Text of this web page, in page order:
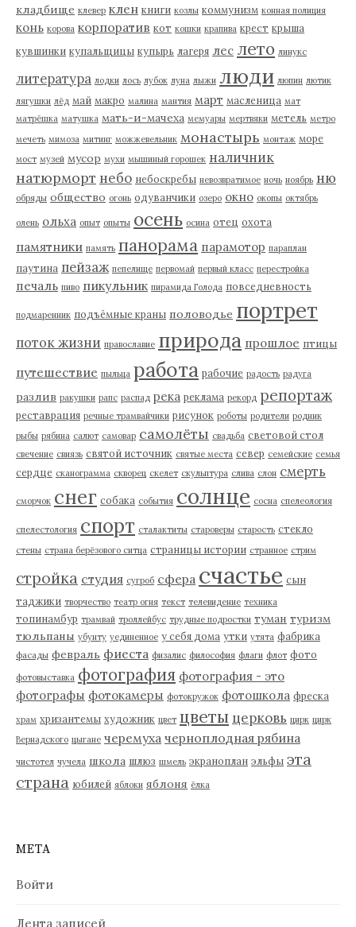
кладбище клевер клен книги козлы коммунизм конная полиция
конь корова корпоратив кот кошки крапива крест крыша
кувшинки купальщицы купырь лагеря лес лето линукс
литература лодки лось лубок луна лыжи люди люпин лютик
лягушки лёд май макро малина мантия март масленица мат
матрёшка матушка мать-и-мачеха мемуары мертвяки метель метро
мечеть мимоза митинг можжевельник монастырь монтаж море
мост музей мусор мухи мышиный горошек наличник
натюрморт небо небоскребы невозвратимое ночь ноябрь ню
обряды общество огонь одуванчики озеро окно окопы октябрь
олень ольха опыт опыты осень осина отец охота
памятники память панорама парамотор параплан
паутина пейзаж пепелище первомай первый класс перестройка
печаль пиво пикульник пирамида Голода повседневность
подмаренник подъёмные краны половодье портрет
поток жизни православие природа прошлое птицы
путешествие пыльца работа рабочие радость радуга
разлив ракушки рапс распад река реклама рекорд репортаж
реставрация речные трамвайчики рисунок роботы родители родник
рыбы рябина салют самовар самолёты свадьба световой стол
свечение свиязь святой источник святые места север семейские семья
сердце сканограмма скворец скелет скульптура слива слон смерть
сморчок снег собака события солнце сосна спелеология
спелестология спорт сталактиты староверы старость стекло
стены страна берёзового ситца страницы истории странное стрим
стройка студия сугроб сфера счастье сын
таджики творчество театр огня текст телевидение техника
топинамбур трамвай троллейбус трудные подростки туман туризм
тюльпаны убунту уединенное у себя дома утки утята фабрика
фасады февраль фиеста физалис философия флаги флот фото
фотовыставка фотография фотография - это
фотографы фотокамеры фотокружок фотошкола фреска
храм хризантемы художник цвет цветы церковь цирк цирк
Вернадского цыгане черемуха черноплодная рябина
чистотел чучела школа шлюз шмель экраноплан эльфы эта
страна юбилей яблоки яблоня ёлка
МЕТА
Войти
Лента записей